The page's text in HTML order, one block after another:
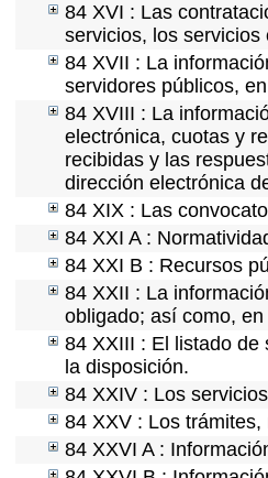
84 XVI : Las
servicios, los
84 XVII : La
servidores públicos,
84 XVIII : La
electrónica, cuotas y
recibidas y las
dirección electrónica
84 XIX : Las
84 XXI A :
84 XXI B : Recursos
84 XXII : La
obligado; así como,
84 XXIII : El listado de
la disposición.
84 XXIV : Los
84 XXV : Los
84 XXVI A :